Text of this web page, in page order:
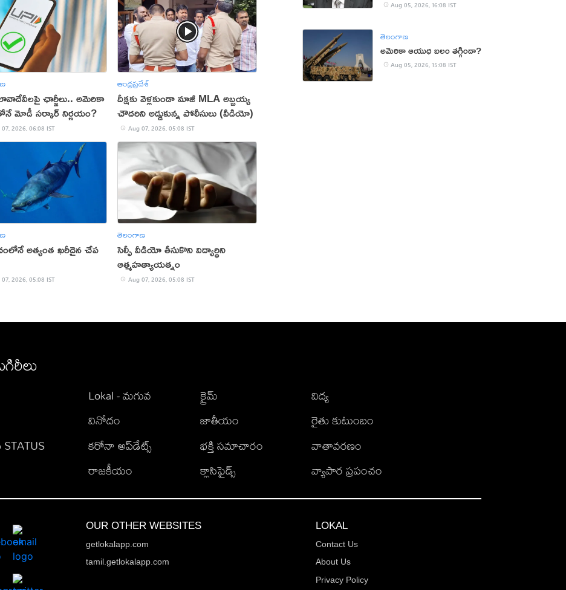
ఛార్జీలు.. అమెరికా
మోడీ సర్కార్‌ నిర్ణయం?
2026, 06:08 IST
ఆంధ్రప్రదేశ్
దీక్షకు వెళ్లకుండా మాజీ MLA అబ్బ‌య్య
చౌద‌రిని అడ్డుకున్న పోలీసులు (వీడియో)
Aug 07, 2026, 05:08 IST
అత్యంత ఖరీదైన చేప
2026, 05:08 IST
తెలంగాణ
సెల్ఫీ వీడియో తీసుకొని విద్యార్థిని
ఆత్మహత్యాయత్నం
Aug 07, 2026, 05:08 IST
Aug 05, 2026, 16:08 IST
తెలంగాణ
అమెరికా ఆయుధ బలం తగ్గిందా?
Aug 05, 2026, 15:08 IST
Lokal - మగువ
వినోదం
కరోనా అప్‌డేట్స్
రాజకీయం
క్రైమ్
జాతీయం
భక్తి సమాచారం
క్లాసిఫైడ్స్
విద్య
రైతు కుటుంబం
వాతావరణం
వ్యాపార ప్రపంచం
OUR OTHER WEBSITES
getlokalapp.com
tamil.getlokalapp.com
LOKAL
Contact Us
About Us
Privacy Policy